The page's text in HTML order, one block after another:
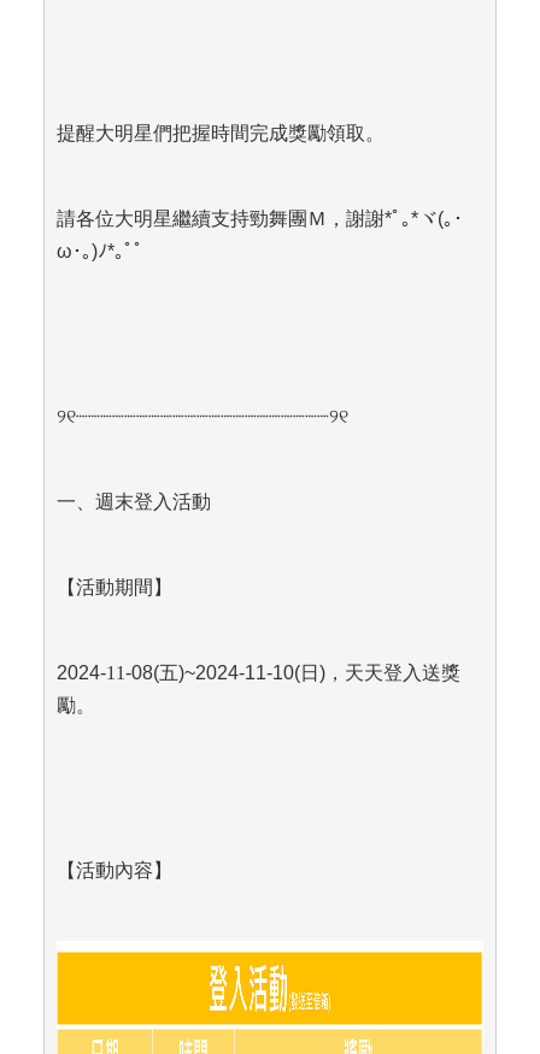
提醒大明星們把握時間完成獎勵領取。
請各位大明星繼續支持勁舞團Ｍ，謝謝*ﾟ｡*ヾ(｡･
ω ･｡)ﾉ*｡ﾟﾟ
୨୧┈┈┈┈┈┈┈┈┈┈┈┈┈┈┈┈┈┈┈┈┈୨୧
一、週末登入活動
【活動期間】
2024-11-08(五)~2024-11-10(日)，天天登入送獎
勵。
【活動內容】